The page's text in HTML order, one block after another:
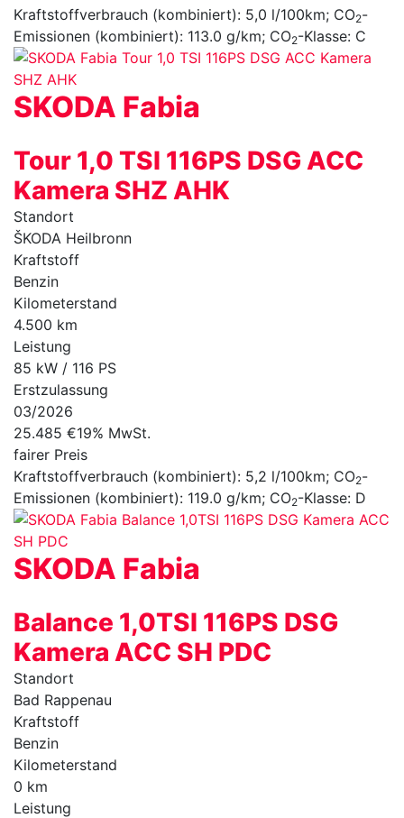
Kraftstoffverbrauch (kombiniert): 5,0 l/100km; CO2-
Emissionen (kombiniert): 113.0 g/km; CO2-Klasse: C
SKODA Fabia
Tour 1,0 TSI 116PS DSG ACC
Kamera SHZ AHK
Standort
ŠKODA Heilbronn
Kraftstoff
Benzin
Kilometerstand
4.500 km
Leistung
85 kW / 116 PS
Erstzulassung
03/2026
25.485 €19% MwSt.
fairer Preis
Kraftstoffverbrauch (kombiniert): 5,2 l/100km; CO2-
Emissionen (kombiniert): 119.0 g/km; CO2-Klasse: D
SKODA Fabia
Balance 1,0TSI 116PS DSG
Kamera ACC SH PDC
Standort
Bad Rappenau
Kraftstoff
Benzin
Kilometerstand
0 km
Leistung